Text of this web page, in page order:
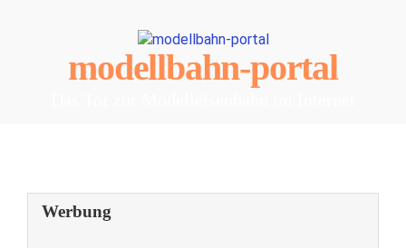
modellbahn-portal
Werbung